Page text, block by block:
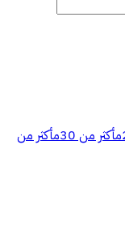
أكثر من 30م
أكثر من